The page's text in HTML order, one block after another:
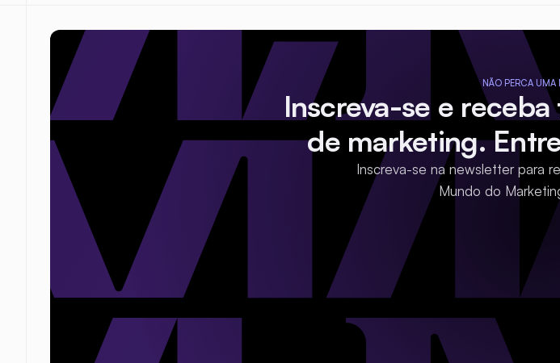
NÃO PERCA UMA
Inscreva-se e
de marketing.
Inscreva-se na newsletter para
Mundo do